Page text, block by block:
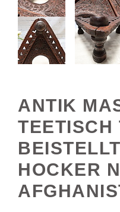
ANTIK
TEETISCH
HOCKER